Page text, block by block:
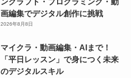
画編集でデジタル創作に挑戦
2026年8月8日
マイクラ・動画編集・AIまで！
「平日レッスン」で身につく未来
のデジタルスキル